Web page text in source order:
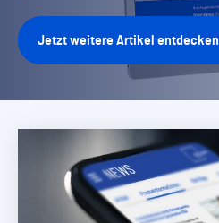
Jetzt weitere Artikel entdecken